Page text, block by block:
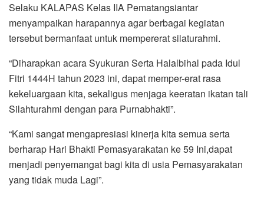
Selaku KALAPAS Kelas IIA Pematangsiantar
menyampaikan harapannya agar berbagai kegiatan
tersebut bermanfaat untuk mempererat silaturahmi.
“Diharapkan acara Syukuran Serta Halalbihal pada Idul
Fitri 1444H tahun 2023 ini, dapat memper-erat rasa
kekeluargaan kita, sekaligus menjaga keeratan ikatan tali
Silahturahmi dengan para Purnabhakti”.
“Kami sangat mengapresiasi kinerja kita semua serta
berharap Hari Bhakti Pemasyarakatan ke 59 Ini,dapat
menjadi penyemangat bagi kita di usia Pemasyarakatan
yang tidak muda Lagi”.